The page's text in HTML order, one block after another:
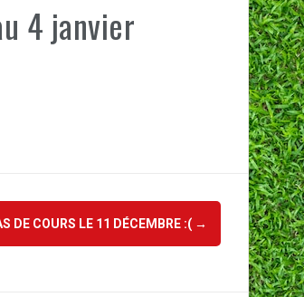
4 janvier
DE COURS LE 11 DÉCEMBRE :( →